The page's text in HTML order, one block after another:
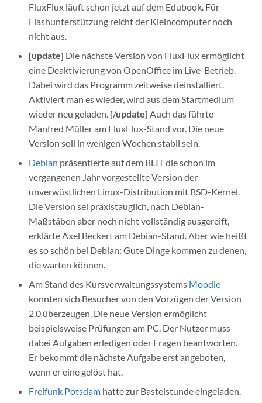
FluxFlux läuft schon jetzt auf dem Edubook. Für
Flashunterstützung reicht der Kleincomputer noch
nicht aus.
[update] Die nächste Version von FluxFlux ermöglicht
eine Deaktivierung von OpenOffice im Live-Betrieb.
Dabei wird das Programm zeitweise deinstalliert.
Aktiviert man es wieder, wird aus dem Startmedium
wieder neu geladen. [/update] Auch das führte
Manfred Müller am FluxFlux-Stand vor. Die neue
Version soll in wenigen Wochen stabil sein.
Debian präsentierte auf dem BLIT die schon im
vergangenen Jahr vorgestellte Version der
unverwüstlichen Linux-Distribution mit BSD-Kernel.
Die Version sei praxistauglich, nach Debian-
Maßstäben aber noch nicht vollständig ausgereift,
erklärte Axel Beckert am Debian-Stand. Aber wie heißt
es so schön bei Debian: Gute Dinge kommen zu denen,
die warten können.
Am Stand des Kursverwaltungssystems Moodle
konnten sich Besucher von den Vorzügen der Version
2.0 überzeugen. Die neue Version ermöglicht
beispielsweise Prüfungen am PC. Der Nutzer muss
dabei Aufgaben erledigen oder Fragen beantworten.
Er bekommt die nächste Aufgabe erst angeboten,
wenn er eine gelöst hat.
Freifunk Potsdamhatte zur Bastelstunde eingeladen.